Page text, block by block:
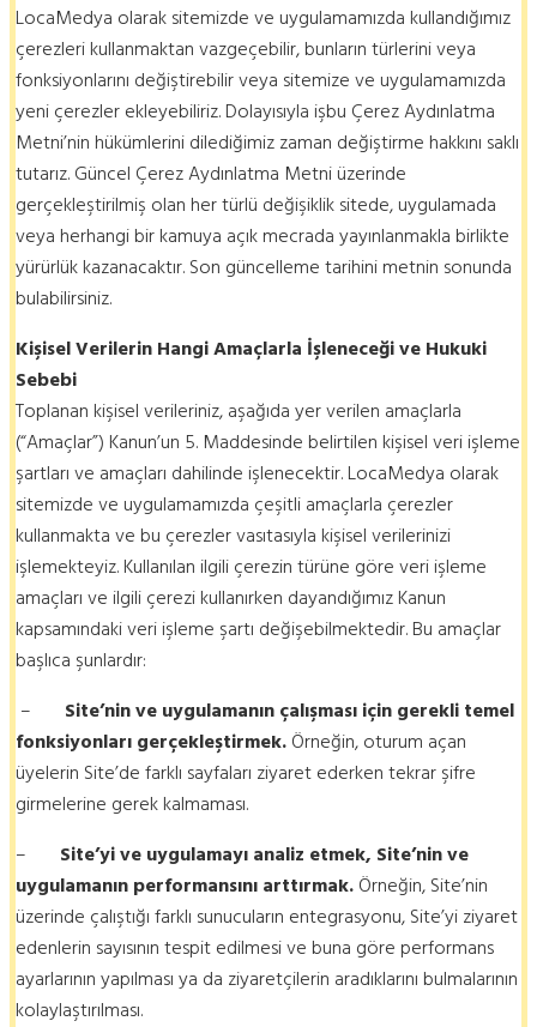
LocaMedya olarak sitemizde ve uygulamamızda kullandığımız
çerezleri kullanmaktan vazgeçebilir, bunların türlerini veya
fonksiyonlarını değiştirebilir veya sitemize ve uygulamamızda
yeni çerezler ekleyebiliriz. Dolayısıyla işbu Çerez Aydınlatma
Metni’nin hükümlerini dilediğimiz zaman değiştirme hakkını saklı
tutarız. Güncel Çerez Aydınlatma Metni üzerinde
gerçekleştirilmiş olan her türlü değişiklik sitede, uygulamada
veya herhangi bir kamuya açık mecrada yayınlanmakla birlikte
yürürlük kazanacaktır. Son güncelleme tarihini metnin sonunda
bulabilirsiniz.
Kişisel Verilerin Hangi Amaçlarla İşleneceği ve Hukuki
Sebebi
Toplanan kişisel verileriniz, aşağıda yer verilen amaçlarla
(“Amaçlar”) Kanun’un 5. Maddesinde belirtilen kişisel veri işleme
şartları ve amaçları dahilinde işlenecektir. LocaMedya olarak
sitemizde ve uygulamamızda çeşitli amaçlarla çerezler
kullanmakta ve bu çerezler vasıtasıyla kişisel verilerinizi
işlemekteyiz. Kullanılan ilgili çerezin türüne göre veri işleme
amaçları ve ilgili çerezi kullanırken dayandığımız Kanun
kapsamındaki veri işleme şartı değişebilmektedir. Bu amaçlar
başlıca şunlardır:
– Site’nin ve uygulamanın çalışması için gerekli temel
fonksiyonları gerçekleştirmek.Örneğin, oturum açan
üyelerin Site’de farklı sayfaları ziyaret ederken tekrar şifre
girmelerine gerek kalmaması.
– Site’yi ve uygulamayı analiz etmek, Site’nin ve
uygulamanın performansını arttırmak.Örneğin, Site’nin
üzerinde çalıştığı farklı sunucuların entegrasyonu, Site’yi ziyaret
edenlerin sayısının tespit edilmesi ve buna göre performans
ayarlarının yapılması ya da ziyaretçilerin aradıklarını bulmalarının
kolaylaştırılması.